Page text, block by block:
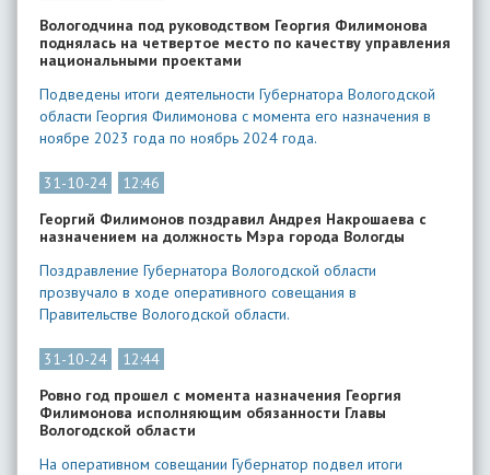
Вологодчина под руководством Георгия Филимонова
поднялась на четвертое место по качеству управления
национальными проектами
Подведены итоги деятельности Губернатора Вологодской
области Георгия Филимонова с момента его назначения в
ноябре 2023 года по ноябрь 2024 года.
31-10-24
12:46
Георгий Филимонов поздравил Андрея Накрошаева с
назначением на должность Мэра города Вологды
Поздравление Губернатора Вологодской области
прозвучало в ходе оперативного совещания в
Правительстве Вологодской области.
31-10-24
12:44
Ровно год прошел с момента назначения Георгия
Филимонова исполняющим обязанности Главы
Вологодской области
На оперативном совещании Губернатор подвел итоги